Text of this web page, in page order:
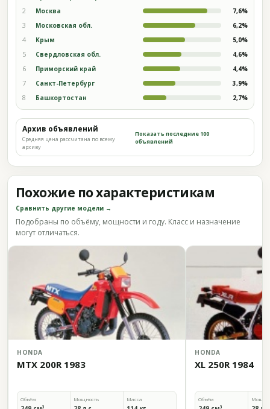
2 Москва 7,6%
3 Московская обл. 6,2%
4 Крым 5,0%
5 Свердловская обл. 4,6%
6 Приморский край 4,4%
7 Санкт-Петербург 3,9%
8 Башкортостан 2,7%
Архив объявлений
Средняя цена рассчитана по всему
архиву
Показать последние 100
объявлений
Похожие по характеристикам
Сравнить другие модели →
Подобраны по объёму, мощности и году. Класс и назначение
могут отличаться.
HONDA
MTX 200R 1983
Объём Мощность Масса
HONDA
XL 250R 1984
Объём